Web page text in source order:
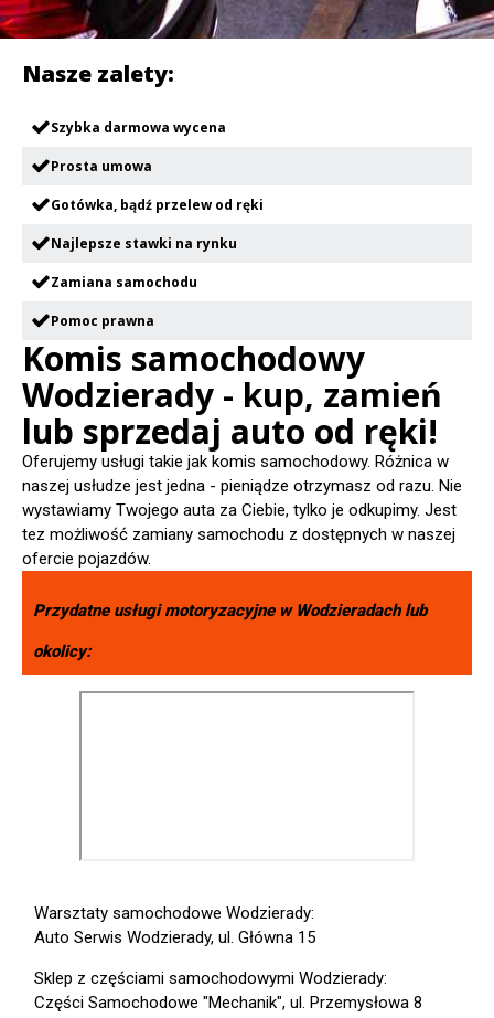
Nasze zalety:
Szybka darmowa wycena
Prosta umowa
Gotówka, bądź przelew od ręki
Najlepsze stawki na rynku
Zamiana samochodu
Pomoc prawna
Komis samochodowy
Wodzierady - kup, zamień
lub sprzedaj auto od ręki!
Oferujemy usługi takie jak komis samochodowy. Różnica w
naszej usłudze jest jedna - pieniądze otrzymasz od razu. Nie
wystawiamy Twojego auta za Ciebie, tylko je odkupimy. Jest
tez możliwość zamiany samochodu z dostępnych w naszej
ofercie pojazdów.
Przydatne usługi motoryzacyjne w Wodzieradachlub
okolicy:
Warsztaty samochodowe Wodzierady:
Auto Serwis Wodzierady, ul. Główna 15
Sklep z częściami samochodowymi Wodzierady:
Części Samochodowe "Mechanik", ul. Przemysłowa 8